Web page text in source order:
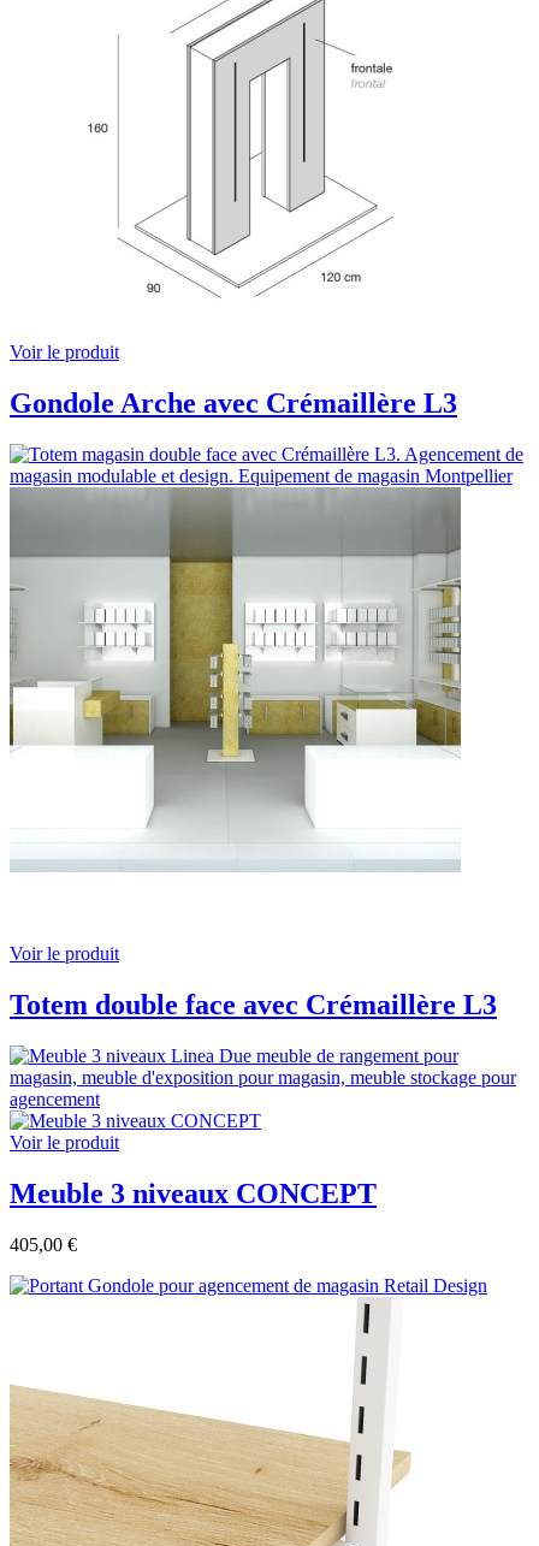
Voir le produit
Gondole Arche avec Crémaillère L3
Voir le produit
Totem double face avec Crémaillère L3
Voir le produit
Meuble 3 niveaux CONCEPT
405,00 €